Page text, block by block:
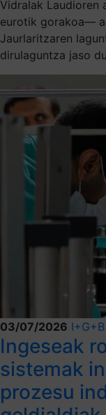
Vidralak
eurotik gorakoa—
Jaurlaritzaren
dirulaguntza jaso du
03/07/2026 I+G+B
Ingeseak
sistemak
prozesu